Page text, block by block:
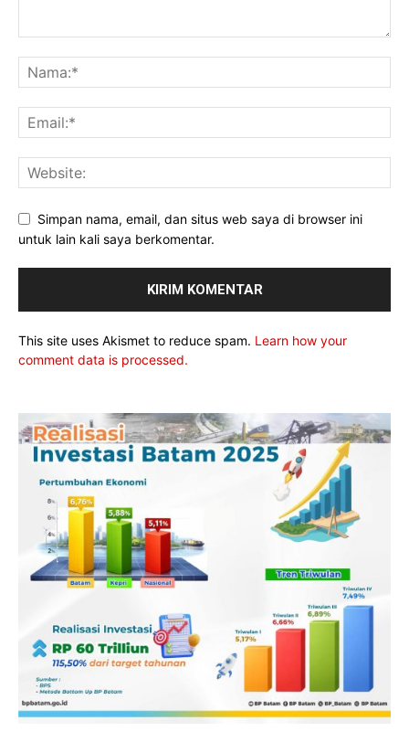
Simpan nama, email, dan situs web saya di browser ini
untuk lain kali saya berkomentar.
This site uses Akismet to reduce spam. Learn how your
comment data is processed.